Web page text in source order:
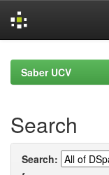
navigationSaber UCV
Search
Search: